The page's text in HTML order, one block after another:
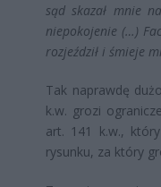
sąd skazał mnie
niepokojenie (…)
rozjeździł i śmieje
Tak naprawdę
k.w. grozi
art. 141 k.w.,
rysunku, za który